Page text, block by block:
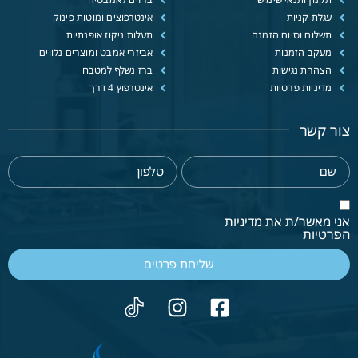
עגלת קניות
תשלום וסיום הזמנה
מעקב הזמנות
הצהרת נגישות
מדיניות פרטיות
אינטרפוצים ומוטות פינוק
תעלות ניקוז אופנתיות
אביזרי אמבט ומוצרים נלווים
ברז נשלף למטבח
אינטרפוץ 4 דרך
צור קשר
אני מאשר/ת את מדיניות
הפרטיות
שליחת פרטים